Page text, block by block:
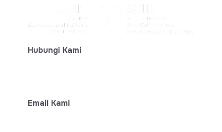
Hubungi Kami
Email Kami